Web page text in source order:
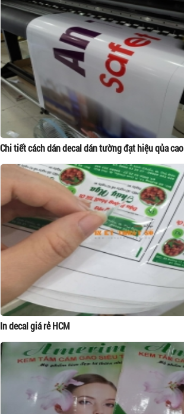
Chi tiết cách dán decal dán tường đạt hiệu qủa cao
In decal giá rẻ HCM